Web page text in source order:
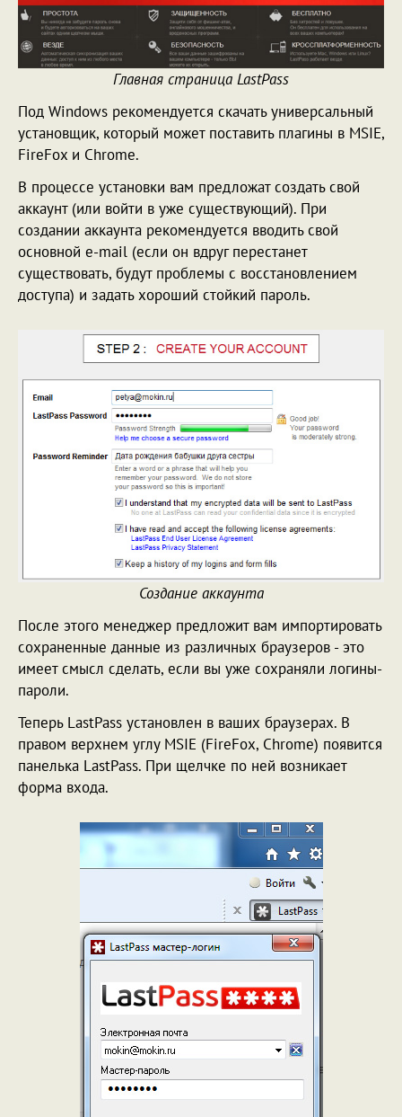
Главная страница LastPass
Под Windows рекомендуется скачать универсальный
установщик, который может поставить плагины в MSIE,
FireFox и Chrome.
В процессе установки вам предложат создать свой
аккаунт (или войти в уже существующий). При
создании аккаунта рекомендуется вводить свой
основной e-mail (если он вдруг перестанет
существовать, будут проблемы с восстановлением
доступа) и задать хороший стойкий пароль.
Создание аккаунта
После этого менеджер предложит вам импортировать
сохраненные данные из различных браузеров - это
имеет смысл сделать, если вы уже сохраняли логины-
пароли.
Теперь LastPass установлен в ваших браузерах. В
правом верхнем углу MSIE (FireFox, Chrome) появится
панелька LastPass. При щелчке по ней возникает
форма входа.